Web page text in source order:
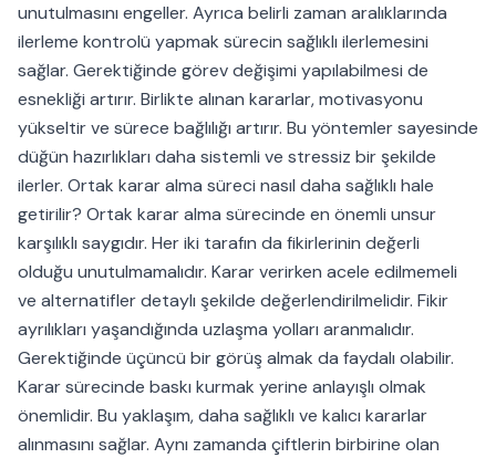
unutulmasını engeller. Ayrıca belirli zaman aralıklarında
ilerleme kontrolü yapmak sürecin sağlıklı ilerlemesini
sağlar. Gerektiğinde görev değişimi yapılabilmesi de
esnekliği artırır. Birlikte alınan kararlar, motivasyonu
yükseltir ve sürece bağlılığı artırır. Bu yöntemler sayesinde
düğün hazırlıkları daha sistemli ve stressiz bir şekilde
ilerler. Ortak karar alma süreci nasıl daha sağlıklı hale
getirilir? Ortak karar alma sürecinde en önemli unsur
karşılıklı saygıdır. Her iki tarafın da fikirlerinin değerli
olduğu unutulmamalıdır. Karar verirken acele edilmemeli
ve alternatifler detaylı şekilde değerlendirilmelidir. Fikir
ayrılıkları yaşandığında uzlaşma yolları aranmalıdır.
Gerektiğinde üçüncü bir görüş almak da faydalı olabilir.
Karar sürecinde baskı kurmak yerine anlayışlı olmak
önemlidir. Bu yaklaşım, daha sağlıklı ve kalıcı kararlar
alınmasını sağlar. Aynı zamanda çiftlerin birbirine olan